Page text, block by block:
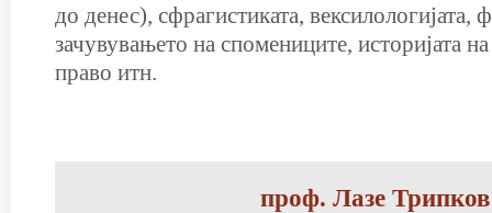
до денес), сфрагистиката, вексилологијата,
зачувувањето на спомениците, историјата
право итн.
проф. Лазе